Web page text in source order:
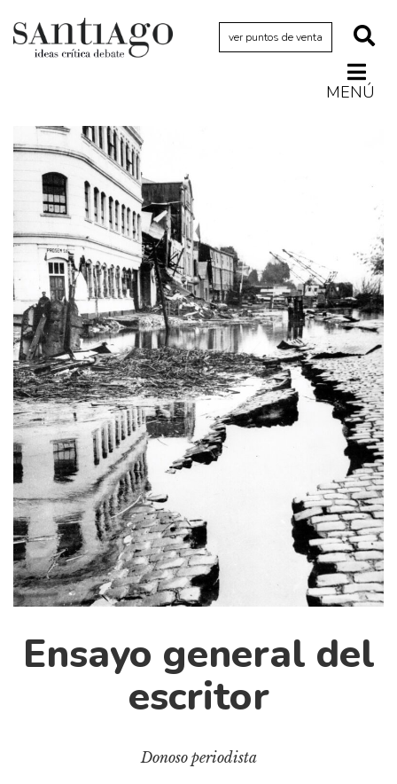
ver puntos de venta
MENÚ
Actualidad
Archivo Cenfoto-UDP
Arquetipos de situación
Artes visuales
Ciencia
Cine y televisión
Ciudad
Cómics
Críticas
Cultura
Diccionario portátil de la literatura chilena
Documentos
Fragmentos
Gran reserva
Historia
Historia material de los libros
Lagunas mentales
Libros usados
Ensayo general del
escritor
Donoso periodista